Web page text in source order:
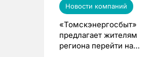
Новости компаний
«Томскэнергосбыт»
предлагает жителям
региона перейти на